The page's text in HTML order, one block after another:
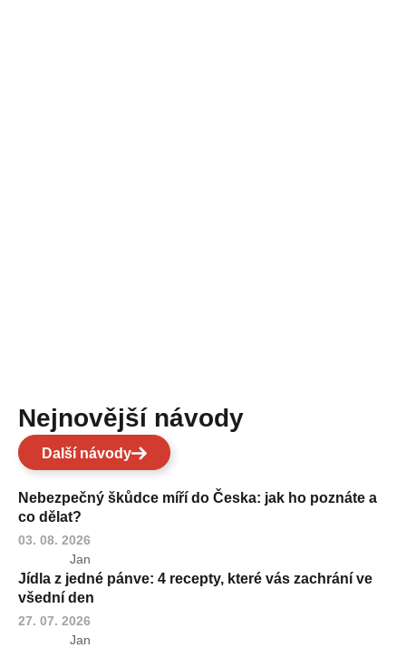
Nejnovější návody
Další návody
Nebezpečný škůdce míří do Česka: jak ho poznáte a
co dělat?
03. 08. 2026
Jan
Jídla z jedné pánve: 4 recepty, které vás zachrání ve
všední den
27. 07. 2026
Jan